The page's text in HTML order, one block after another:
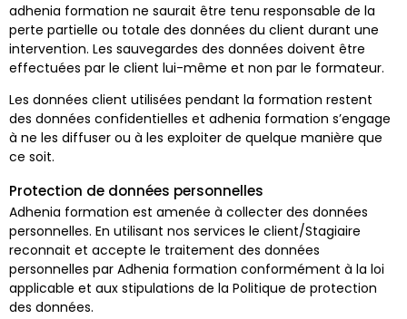
adhenia formation ne saurait être tenu responsable de la
perte partielle ou totale des données du client durant une
intervention. Les sauvegardes des données doivent être
effectuées par le client lui-même et non par le formateur.
Les données client utilisées pendant la formation restent
des données confidentielles et adhenia formation s’engage
à ne les diffuser ou à les exploiter de quelque manière que
ce soit.
Protection de données personnelles
Adhenia formation est amenée à collecter des données
personnelles. En utilisant nos services le client/Stagiaire
reconnait et accepte le traitement des données
personnelles par Adhenia formation conformément à la loi
applicable et aux stipulations de la Politique de protection
des données.